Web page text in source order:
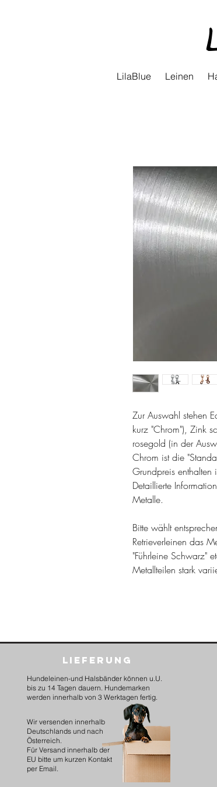
LilaBlue Leinen
Zur Auswahl stehen
kurz "Chrom"), Zink
rosegold (in der
Chrom ist die
Grundpreis enthalten
Detaillierte
Metalle.
Bitte wählt
Retrieverleinen das
"Führleine Schwarz"
Metallteilen stark
Lieferung
Hundeleinen-und Halsbänder können u.U.
bis zu 14 Tagen dauern. Hundemarken
werden innerhalb von 3 Werktagen fertig.
​Wir versenden innerhalb
Deutschlands und nach
Österreich.
Für Versand innerhalb der
EU bitte um kurzen Kontakt
per Email.